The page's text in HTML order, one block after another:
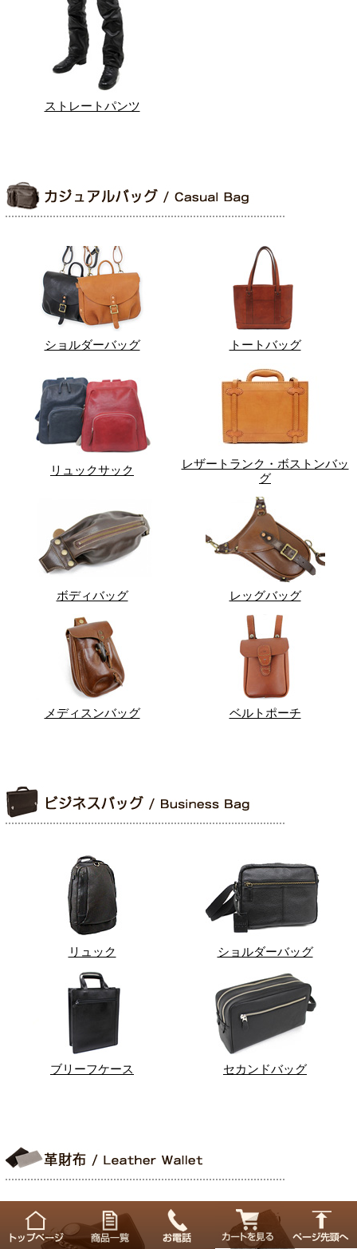
ストレートパンツ
ショルダーバッグ トートバッグ
リュックサック
レザートランク・ボストンバッ
グ
ボディバッグ レッグバッグ
メディスンバッグ ベルトポーチ
リュック ショルダーバッグ
ブリーフケース セカンドバッグ